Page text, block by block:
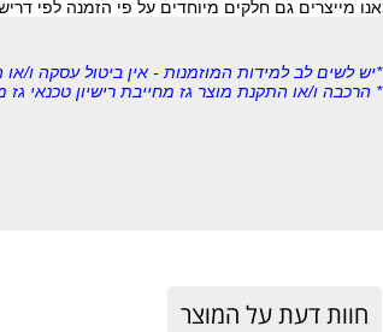
אנו מייצרים גם חלקים מיוחדים על פי הזמנה לפי
*יש לשים לב למידות המוזמנות - אין ביטול עסקה ו/או
* הרכבה ו/או התקנת מוצר גז מחייבת רישיון טכנאי
חוות דעת על המוצר